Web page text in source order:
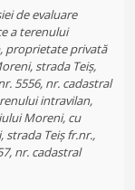
de evaluare
a terenului
proprietate privată
strada Teiș,
5556, nr. cadastral
intravilan,
Moreni, cu
strada Teiș fr.nr.,
nr. cadastral